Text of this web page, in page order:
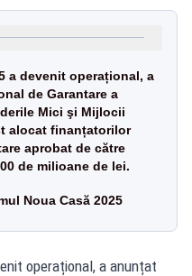
a devenit operațional, a
de Garantare a
Mici şi Mijlocii
alocat finanțatorilor
aprobat de către
de milioane de lei.
Noua Casă 2025
operațional, a anunțat